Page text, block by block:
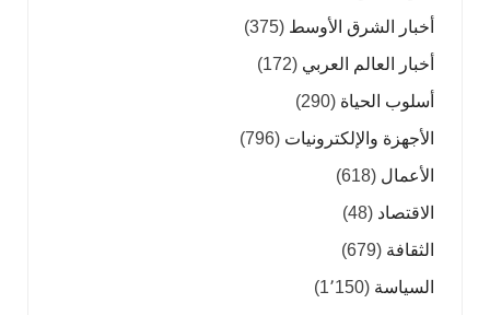
أخبار الشرق الأوسط (375)
أخبار العالم العربي (172)
أسلوب الحياة (290)
الأجهزة والإلكترونيات (796)
الأعمال (618)
الاقتصاد (48)
الثقافة (679)
السياسة (1٬150)